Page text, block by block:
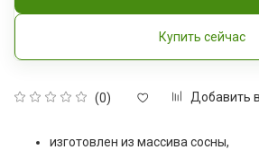
(0) Добавить
Купить сейчас
изготовлен из массива сосны,